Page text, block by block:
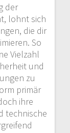
der
lohnt sich
die dir
So
Vielzahl
und
zu
primär
ihre
technische